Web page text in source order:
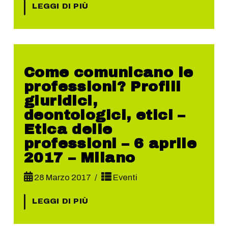
LEGGI DI PIÙ
Come comunicano le
professioni? Profili
giuridici,
deontologici, etici –
Etica delle
professioni – 6 aprile
2017 – Milano
28 Marzo 2017 Eventi
LEGGI DI PIÙ